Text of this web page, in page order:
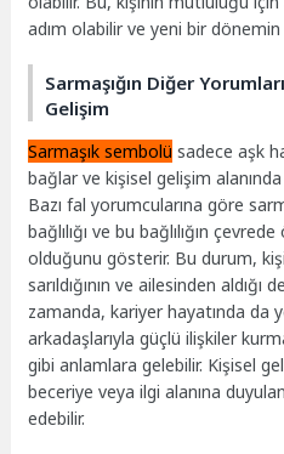
adım olabilir ve yeni bir dönemin
Sarmaşığın Diğer
Gelişim
Sarmaşık sembolü sadece aşk
bağlar ve kişisel gelişim
Bazı fal yorumcularına göre
bağlılığı ve bu bağlılığın
olduğunu gösterir. Bu durum,
sarıldığının ve ailesinden
zamanda, kariyer hayatında da
arkadaşlarıyla güçlü ilişkiler
gibi anlamlara gelebilir. Kişisel
beceriye veya ilgi alanına
edebilir.